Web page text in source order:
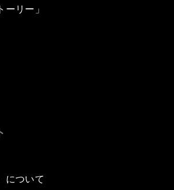
ーリー」
について